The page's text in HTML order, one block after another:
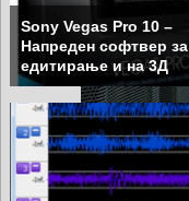
Sony Vegas Pro 10 –
Напреден софтвер за
едитирање и на 3Д